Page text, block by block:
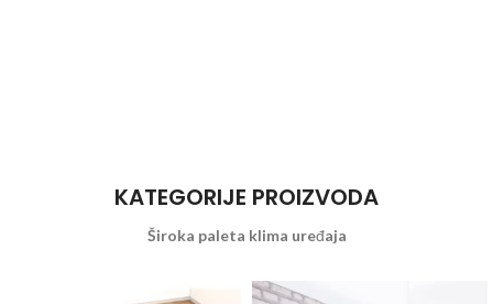
KATEGORIJE PROIZVODA
Široka paleta klima uređaja